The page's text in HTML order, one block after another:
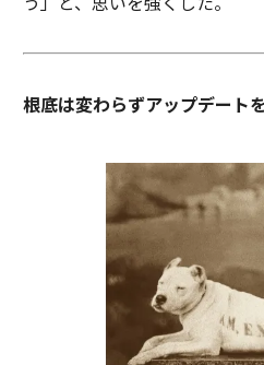
根底は変わらずアップデート